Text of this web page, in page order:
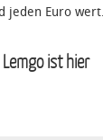
jeden Euro wert.
ist hier